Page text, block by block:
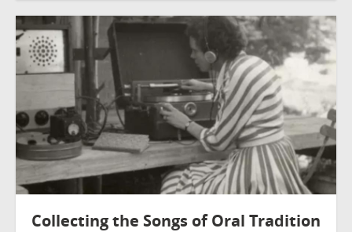
Collecting the Songs of Oral Tradition